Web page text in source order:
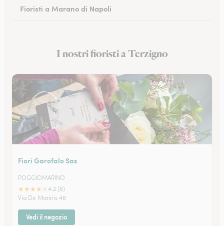
Fioristi a Marano di Napoli
Fioristi a Castellammare di Stabia
I nostri fioristi a Terzigno
Fiori Garofalo Sas
POGGIOMARINO
★★★★
4.2 (6)
Via De Marinis 46
Vedi il negozio